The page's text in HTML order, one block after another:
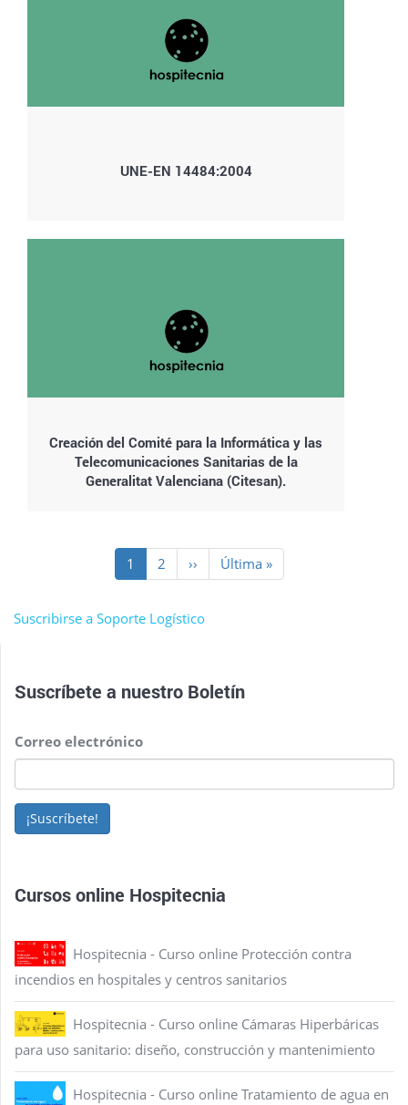
UNE-EN 14484:2004
Creación del Comité para la Informática y las
Telecomunicaciones Sanitarias de la
Generalitat Valenciana (Citesan).
Página
actual
1 Page
2
Siguiente
página
››
Última
página
Última »
Suscribirse a Soporte Logístico
Suscríbete a nuestro Boletín
Correo electrónico
¡Suscríbete!
Cursos online Hospitecnia
Hospitecnia - Curso online Protección contra
incendios en hospitales y centros sanitarios
Hospitecnia - Curso online Cámaras Hiperbáricas
para uso sanitario: diseño, construcción y mantenimiento
Hospitecnia - Curso online Tratamiento de agua en